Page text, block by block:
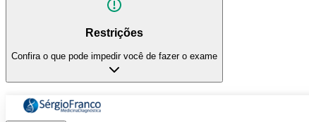
Restrições
Confira o que pode impedir você de fazer o exame